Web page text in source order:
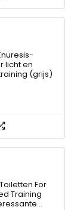
licht en
(grijs)
For
Training